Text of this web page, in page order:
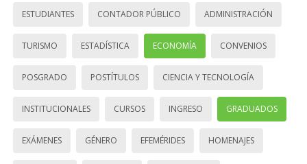
ESTUDIANTES CONTADOR PÚBLICO ADMINISTRACIÓN
TURISMO ESTADÍSTICA ECONOMÍA CONVENIOS
POSGRADO POSTÍTULOS CIENCIA Y TECNOLOGÍA
INSTITUCIONALES CURSOS INGRESO GRADUADOS
EXÁMENES GÉNERO EFEMÉRIDES HOMENAJES